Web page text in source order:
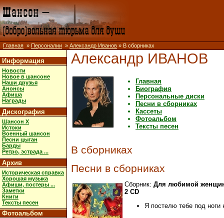
Главная » Персоналии » Александр Иванов » В сборниках
Информация
Новости
Новое в шансоне
Наши друзья
Анонсы
Афиша
Награды
Дискография
Шансон X
Истоки
Военный шансон
Песни цыган
Барды
Ретро, эстрада ...
Архив
Историческая справка
Хорошая музыка
Афиши, постеры ...
Заметки
Книги
Тексты песен
Фотоальбом
Александр ИВАНОВ
Главная
Биография
Персональные диски
Песни в сборниках
Кассеты
Фотоальбом
Тексты песен
В сборниках
Песни в сборниках
Сборник: Для любимой
2 CD
Я постелю тебе под ноги